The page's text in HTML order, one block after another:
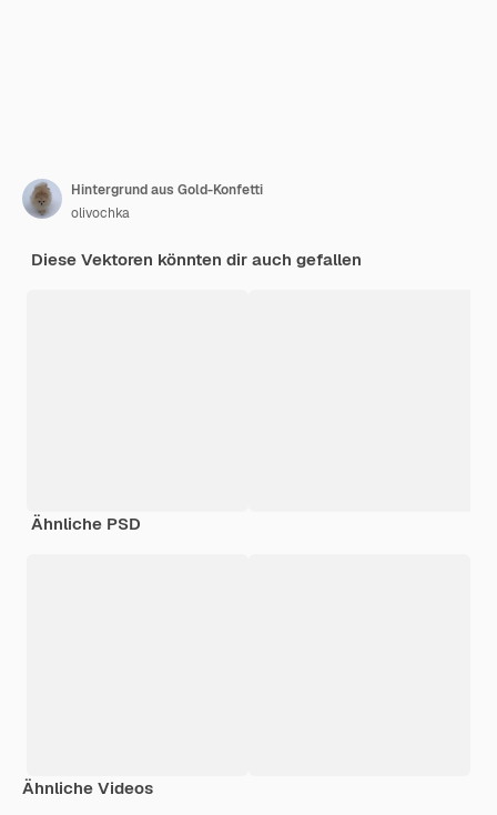
Hintergrund aus Gold-Konfetti
olivochka
Diese Vektoren könnten dir auch gefallen
Ähnliche PSD
Ähnliche Videos